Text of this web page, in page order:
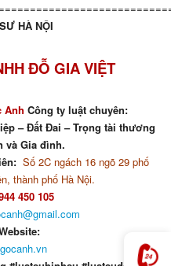
HÀ NỘI
ĐỖ GIA VIỆT
Anh Công ty luật chuyên:
– Đất Đai – Trọng tài thương
và Gia đình.
Số 2C ngách 16 ngõ 29 phố
thành phố Hà Nội.
450 105